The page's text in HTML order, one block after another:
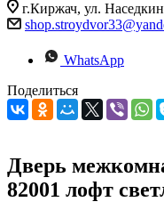
г.Киржач, ул.
WhatsApp
Поделиться
Дверь
82001 лофт